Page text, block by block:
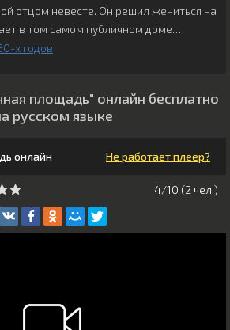
отцом невесте. Он решил жениться на
в том самом публичном доме…
х годов
площадь" онлайн бесплатно
русском языке
онлайн Не работает плеер?
4/10 (2 чeл.)